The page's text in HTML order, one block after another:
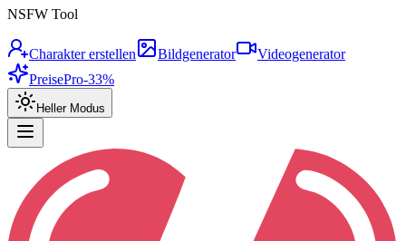
NSFW Tool
Charakter erstellen Bildgenerator
Videogenerator
PreisePro-33%
Heller Modus